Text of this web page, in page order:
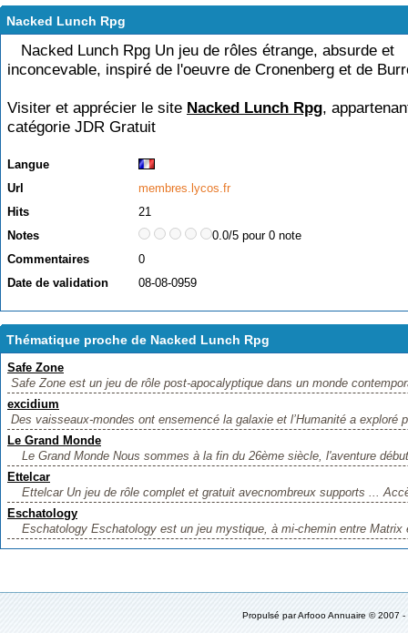
Nacked Lunch Rpg
Nacked Lunch Rpg Un jeu de rôles étrange, absurde et
inconcevable, inspiré de l'oeuvre de Cronenberg et de
Visiter et apprécier le site Nacked Lunch Rpg,
catégorie JDR Gratuit
Langue
Url
membres.lycos.fr
Hits
21
Notes
0.0/5 pour 0 note
Commentaires
0
Date de validation
08-08-0959
Thématique proche de Nacked Lunch Rpg
Safe Zone
Safe Zone est un jeu de rôle post-apocalyptique dans un monde
excidium
Des vaisseaux-mondes ont ensemencé la galaxie et l’Humanité a exploré
Le Grand Monde
Le Grand Monde Nous sommes à la fin du 26ème siècle, l'aventure
Ettelcar
Ettelcar Un jeu de rôle complet et gratuit avecnombreux supports ...
Eschatology
Eschatology Eschatology est un jeu mystique, à mi-chemin entre Matrix
Propulsé parArfooo Annuaire © 2007